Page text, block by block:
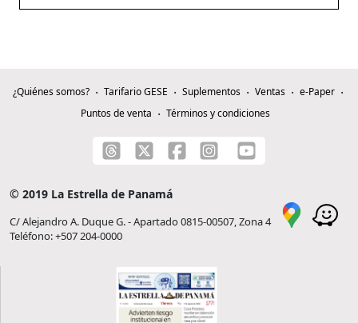
¿Quiénes somos? Tarifario GESE Suplementos Ventas
e-Paper
Puntos de venta
Términos y condiciones
© 2019 La Estrella de Panamá
C/ Alejandro A. Duque G. - Apartado 0815-00507, Zona 4
Teléfono: +507 204-0000